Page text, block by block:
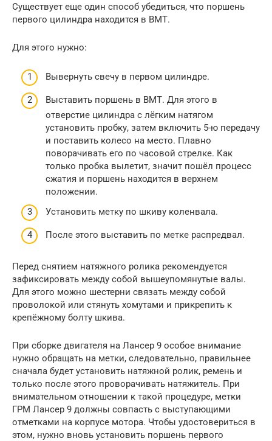
Существует еще один способ убедиться, что поршень
первого цилиндра находится в ВМТ.
Для этого нужно:
Вывернуть свечу в первом цилиндре.
Выставить поршень в ВМТ. Для этого в
отверстие цилиндра с лёгким натягом
установить пробку, затем включить 5-ю передачу
и поставить колесо на место. Плавно
поворачивать его по часовой стрелке. Как
только пробка вылетит, значит пошёл процесс
сжатия и поршень находится в верхнем
положении.
Установить метку по шкиву коленвала.
После этого выставить по метке распредвал.
Перед снятием натяжного ролика рекомендуется
зафиксировать между собой вышеупомянутые валы.
Для этого можно шестерни связать между собой
проволокой или стянуть хомутами и прикрепить к
крепёжному болту шкива.
При сборке двигателя на Лансер 9 особое внимание
нужно обращать на метки, следовательно, правильнее
сначала будет установить натяжной ролик, ремень и
только после этого проворачивать натяжитель. При
внимательном отношении к такой процедуре, метки
ГРМ Лансер 9 должны совпасть с выступающими
отметками на корпусе мотора. Чтобы удостовериться в
этом, нужно вновь установить поршень первого